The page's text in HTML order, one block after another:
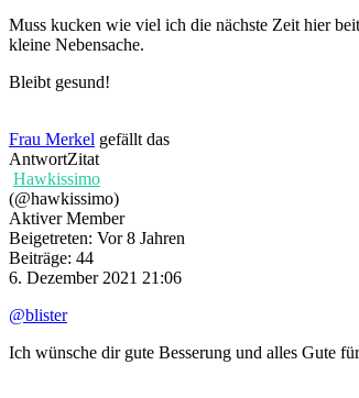
Muss kucken wie viel ich die nächste Zeit hier
kleine Nebensache.
Bleibt gesund!
Frau Merkel gefällt das
AntwortZitat
Hawkissimo
(@hawkissimo)
Aktiver Member
Beigetreten: Vor 8 Jahren
Beiträge: 44
6. Dezember 2021 21:06
@blister
Ich wünsche dir gute Besserung und alles Gute